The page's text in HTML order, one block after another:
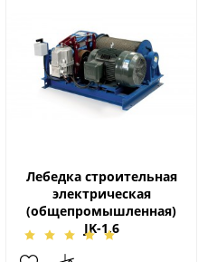
Лебедка строительная
электрическая
(общепромышленная)
JK-1,6